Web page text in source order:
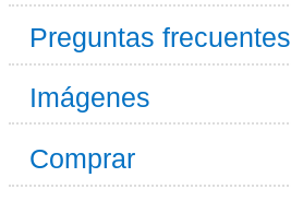
Preguntas frecuentes
Imágenes
Comprar